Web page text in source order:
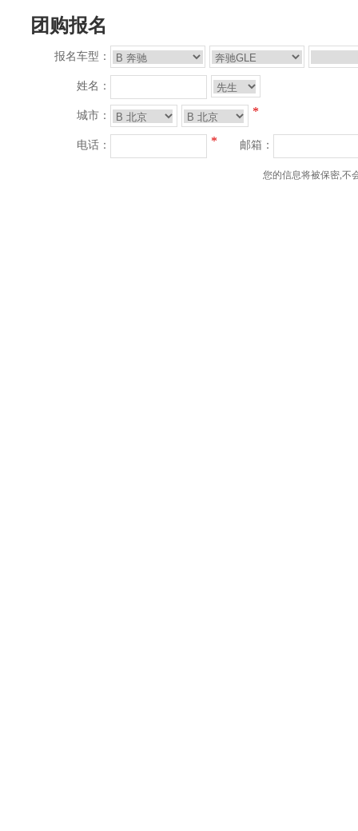
团购报名
报名车型：
姓名：
城市： *
电话： * 邮箱：
您的信息将被保密,不